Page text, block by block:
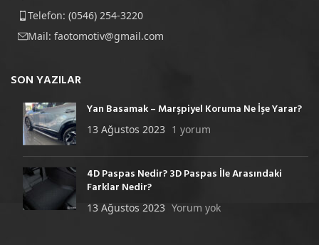
Telefon: (0546) 254-3220
Mail: faotomotiv@gmail.com
SON YAZILAR
Yan Basamak – Marşpiyel Koruma Ne İşe Yarar?
13 Ağustos 2023 1 yorum
4D Paspas Nedir? 3D Paspas İle Arasındaki
Farklar Nedir?
13 Ağustos 2023 Yorum yok